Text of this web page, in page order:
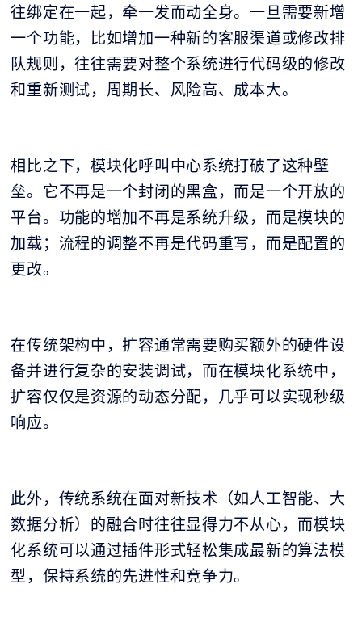
往绑定在一起，牵一发而动全身。一旦需要新增
一个功能，比如增加一种新的客服渠道或修改排
队规则，往往需要对整个系统进行代码级的修改
和重新测试，周期长、风险高、成本大。
相比之下，模块化呼叫中心系统打破了这种壁
垒。它不再是一个封闭的黑盒，而是一个开放的
平台。功能的增加不再是系统升级，而是模块的
加载；流程的调整不再是代码重写，而是配置的
更改。
在传统架构中，扩容通常需要购买额外的硬件设
备并进行复杂的安装调试，而在模块化系统中，
扩容仅仅是资源的动态分配，几乎可以实现秒级
响应。
此外，传统系统在面对新技术（如人工智能、大
数据分析）的融合时往往显得力不从心，而模块
化系统可以通过插件形式轻松集成最新的算法模
型，保持系统的先进性和竞争力。